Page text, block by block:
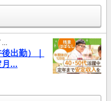
出勤）｜
...